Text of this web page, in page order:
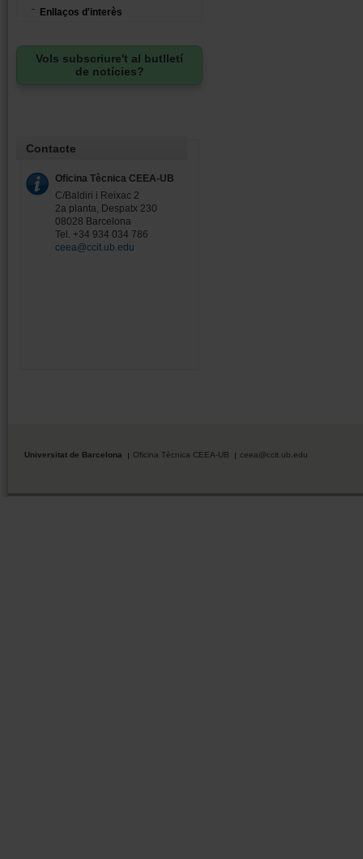
Enllaços d'interès
Vols subscriure't al butlletí
de notícies?
Contacte
Oficina Tècnica CEEA-UB
C/Baldiri i Reixac 2
2a planta, Despatx 230
08028 Barcelona
Tel. +34 934 034 786
ceea@ccit.ub.edu
Universitat de Barcelona Oficina Tècnica CEEA-UB ceea@ccit.ub.edu